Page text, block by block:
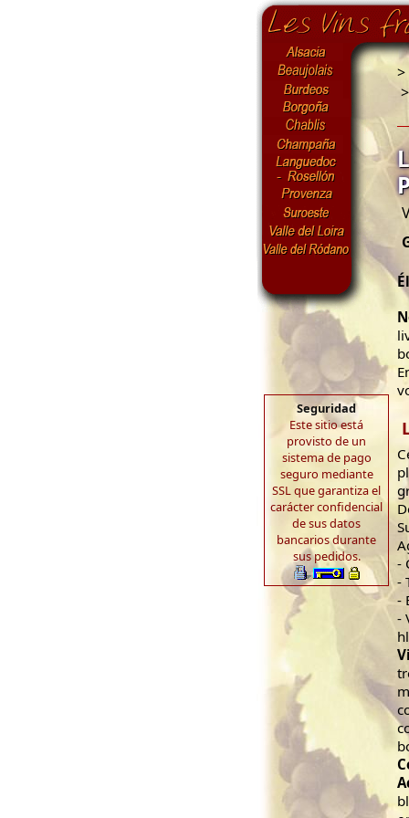
Seguridad
Este sitio está
provisto de un
sistema de pago
seguro mediante
SSL que garantiza el
carácter confidencial
de sus datos
bancarios durante
sus pedidos.
>
-
-
-
-